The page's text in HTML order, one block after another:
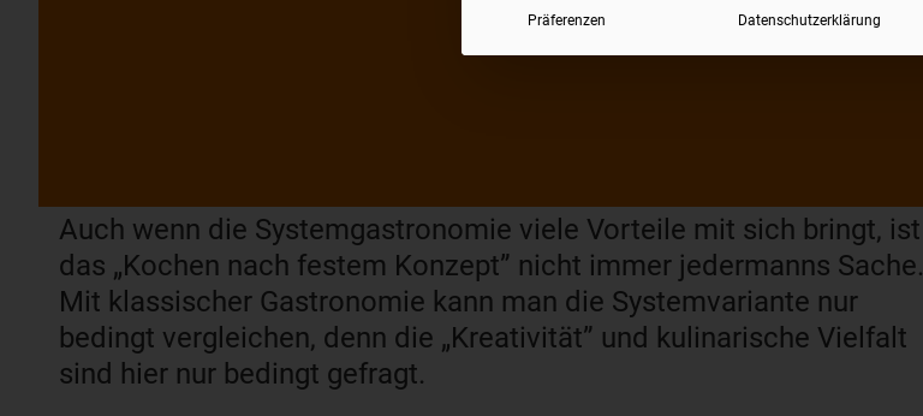
Auch wenn die Systemgastronomie viele Vorteile mit sich bringt, ist
das „Kochen nach festem Konzept” nicht immer jedermanns Sache.
Mit klassischer Gastronomie kann man die Systemvariante nur
bedingt vergleichen, denn die „Kreativität” und kulinarische Vielfalt
sind hier nur bedingt gefragt.
Präferenzen Datenschutzerklärung